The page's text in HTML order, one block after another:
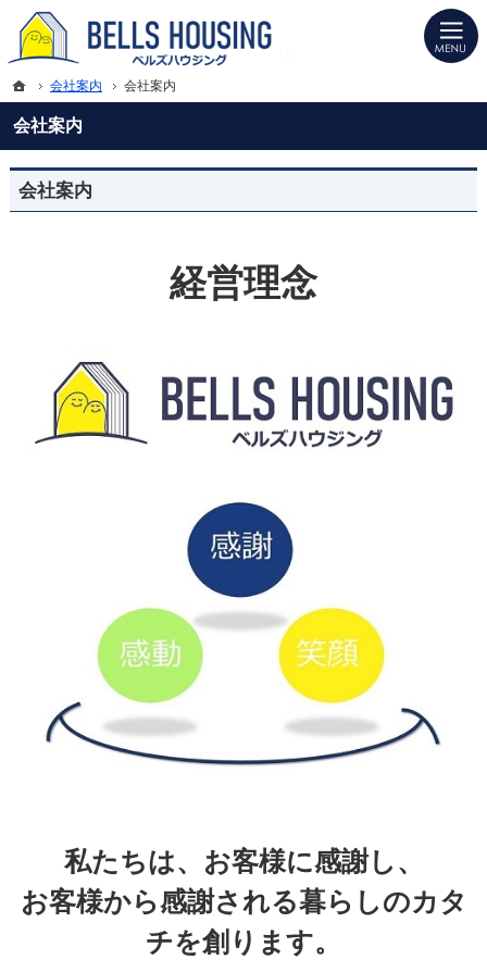
会社案内
プロの目線からご提案。山形県上山市の注文住宅・新築戸建てを手がける工務店
山形県上山市の新築・注文住宅・新築戸建てを手がける工務店ならベルズハウジ
会社案内
経営理念
私たちは、お客様に感謝し、
お客様から感謝される暮らしのカタ
チを創ります。
ホーム
会社案内 会社案内